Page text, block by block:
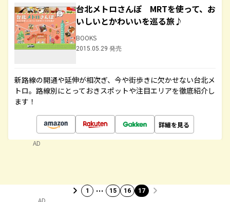
台北メトロさんぽ MRTを使って、お
いしいとかわいいを巡る旅♪
BOOKS
2015.05.29 発売
新路線の開通や延伸が相次ぎ、今や街歩きに欠かせない台北メ
トロ。路線別にとっておきスポットや注目エリアを徹底紹介し
ます！
詳細を見る
AD
1 … 15 16 17
AD